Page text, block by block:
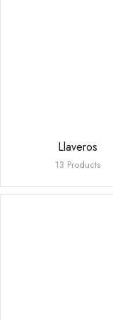
Llaveros
13 Products